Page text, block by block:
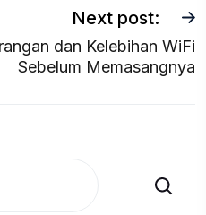
Next post:
dan Kelebihan WiFi
Sebelum Memasangnya
Search